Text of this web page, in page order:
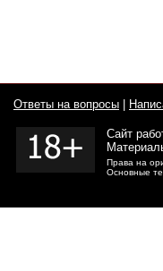
Ответы на вопросы
Сайт
Права на
Основные